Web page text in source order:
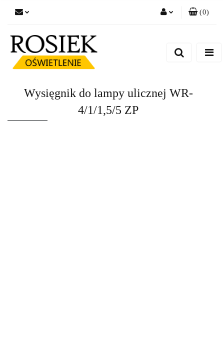
(0)
Wysięgnik do lampy ulicznej WR-
4/1/1,5/5 ZP